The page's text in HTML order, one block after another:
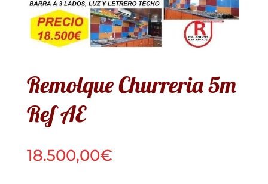
Remolque Churreria 5m
Ref AE
18.500,00€